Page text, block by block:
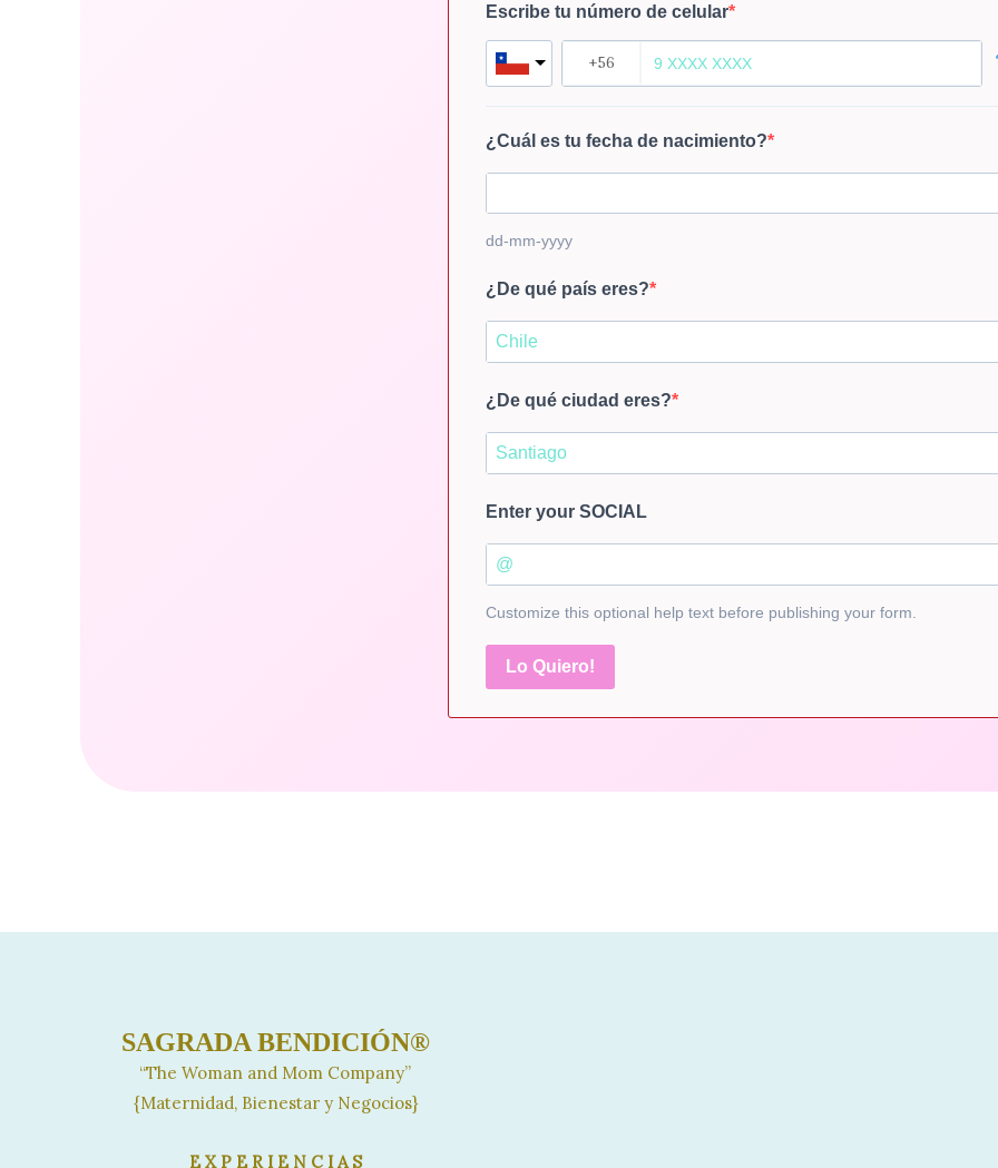
Escribe tu número de celular
¿Cuál es tu fecha de nacimiento?
dd-mm-yyyy
¿De qué país eres?
¿De qué ciudad eres?
Enter your SOCIAL
Customize this optional help text before publishing your form.
Lo Quiero!
SAGRADA BENDICIÓN®
“The Woman and Mom Company”
{Maternidad, Bienestar y Negocios}
E X P E R I E N C I A S